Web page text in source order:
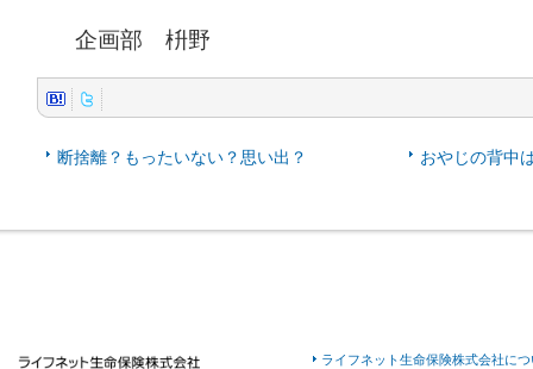
企画部 枡野
断捨離？もったいない？思い出？ おやじの背中
ライフネット生命保険株式会社に